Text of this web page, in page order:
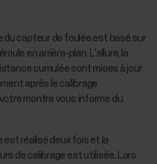
du capteur de foulée est basé sur
en arrière-plan. L'allure, la
cumulée sont mises à jour
après le calibrage
montre vous informe du
est réalisé deux fois et la
de calibrage est utilisée. Lors